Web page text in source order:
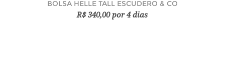
BOLSA HELLE TALL ESCUDERO & CO
R$ 340,00 por 4 dias